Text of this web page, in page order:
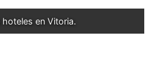
hoteles en Vitoria.